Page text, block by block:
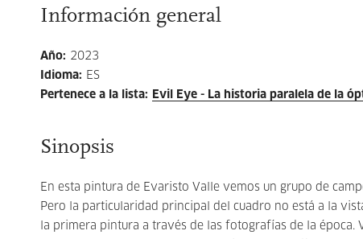
Información general
Año: 2023
Idioma: ES
Pertenece a la lista: Evil Eye - La historia paralela de la
Sinopsis
En esta pintura de Evaristo Valle vemos un grupo de
Pero la particularidad principal del cuadro no está a la
la primera pintura a través de las fotografías de la